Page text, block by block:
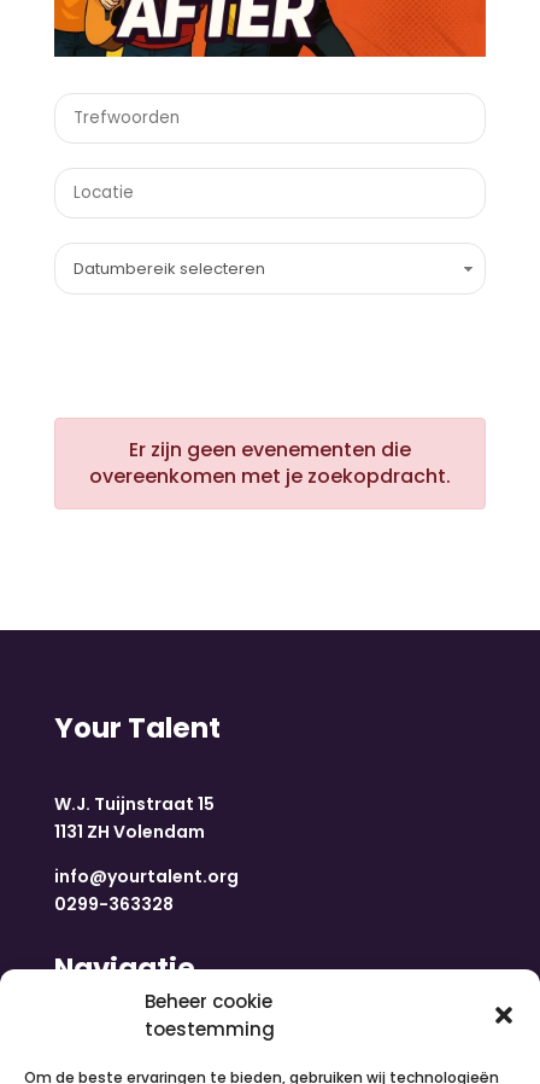
Beheer cookie
toestemming
Om de beste ervaringen te bieden, gebruiken wij technologieën
Datumbereik selecteren
Er zijn geen evenementen die
overeenkomen met je zoekopdracht.
Your Talent
W.J. Tuijnstraat 15
1131 ZH Volendam
info@yourtalent.org
0299-363328
Navigatie
Nieuws